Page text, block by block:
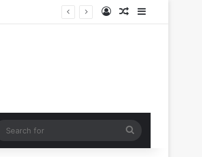
Log InRandom Article
Sidebar
for